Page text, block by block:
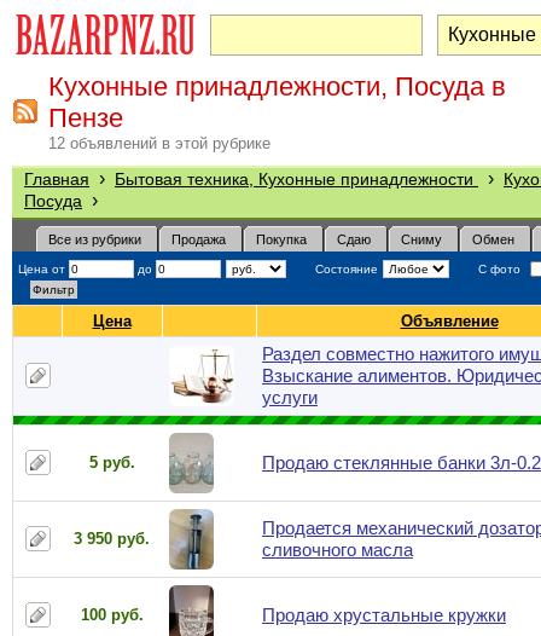
Кухонные принадлежности, Посуда в
Пензе
12 объявлений в этой рубрике
Главная › Бытовая техника, Кухонные принадлежности ›
Посуда ›
Все из рубрики Продажа Покупка Сдаю Сниму Обмен
Цена от до Состояние С фото
Цена Объявление
Раздел совместно нажитого
Взыскание алиментов.
услуги
5 руб. Продаю стеклянные банки 3л-
3 950 руб.
Продается механический
сливочного масла
100 руб. Продаю хрустальные кружки